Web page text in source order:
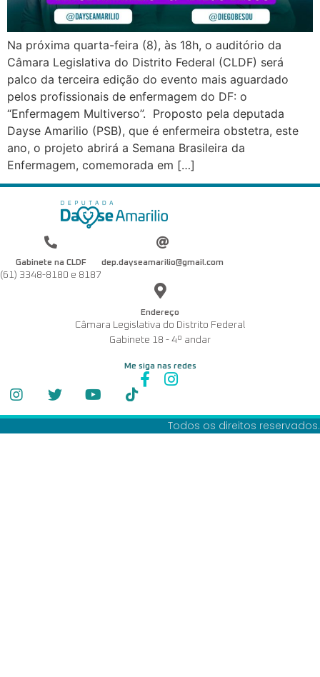
Na próxima quarta-feira (8), às 18h, o auditório da
Câmara Legislativa do Distrito Federal (CLDF) será
palco da terceira edição do evento mais aguardado
pelos profissionais de enfermagem do DF: o
“Enfermagem Multiverso”. Proposto pela deputada
Dayse Amarilio (PSB), que é enfermeira obstetra, este
ano, o projeto abrirá a Semana Brasileira da
Enfermagem, comemorada em […]
Gabinete na CLDF
(61) 3348-8180 e 8187
dep.dayseamarilio@gmail.com
Endereço
Câmara Legislativa do Distrito Federal
Gabinete 18 - 4º andar
Me siga nas redes
Todos os direitos reservados.